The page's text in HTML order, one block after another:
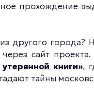
прохождение
другого
сайт
книги»,
тайны